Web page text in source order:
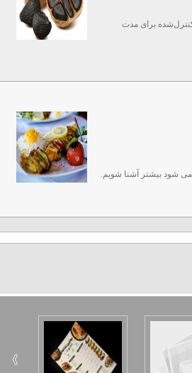
برای مدت
می شود بیشتر آشنا شویم.